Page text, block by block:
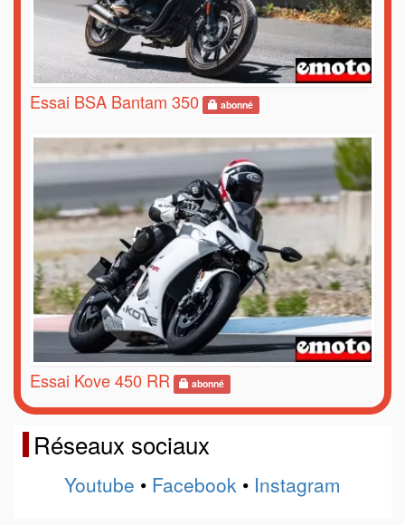
Essai BSA Bantam 350 abonné
Essai Kove 450 RR abonné
Réseaux sociaux
Youtube • Facebook • Instagram